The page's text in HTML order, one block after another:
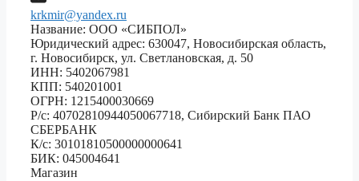
krkmir@yandex.ru
Название: ООО «СИБПОЛ»
Юридический адрес: 630047, Новосибирская область,
г. Новосибирск, ул. Светлановская, д. 50
ИНН: 5402067981
КПП: 540201001
ОГРН: 1215400030669
Р/с: 40702810944050067718, Сибирский Банк ПАО
СБЕРБАНК
К/с: 30101810500000000641
БИК: 045004641
Магазин